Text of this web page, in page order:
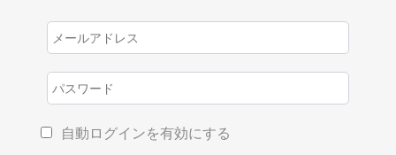
自動ログインを有効にする